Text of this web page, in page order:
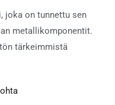
joka on tunnettu sen
metallikomponentit.
tärkeimmistä